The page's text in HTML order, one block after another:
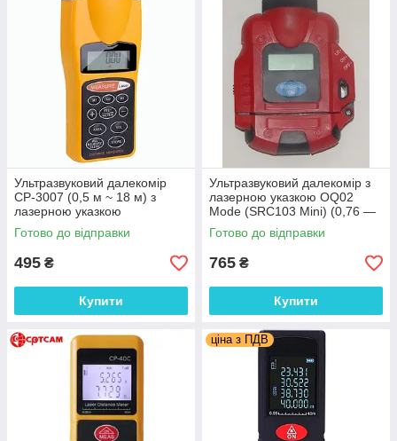
Ультразвуковий далекомір
СР-3007 (0,5 м ~ 18 м) з
лазерною указкою
Готово до відправки
495 ₴
Купити
Ультразвуковий далекомір з
лазерною указкою OQ02
Mode (SRC103 Mini) (0,76 —
13.10 m) (прогумований)
Готово до відправки
765 ₴
Купити
ціна з ПДВ